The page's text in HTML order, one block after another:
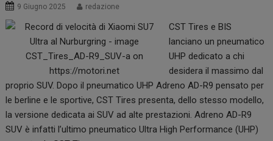
9 Giugno 2025 redazione
CST Tires e BIS
lanciano un pneumatico
UHP dedicato a chi
desidera il massimo dal
proprio SUV. Dopo il pneumatico UHP Adreno AD-R9 pensato per
le berline e le sportive, CST Tires presenta, dello stesso modello,
la versione dedicata ai SUV ad alte prestazioni. Adreno AD-R9
SUV è infatti l’ultimo pneumatico Ultra High Performance (UHP)